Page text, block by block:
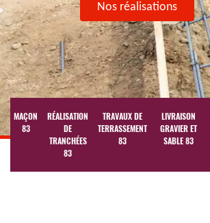
Nos réalisations
MAÇON
83
RÉALISATION
DE
TRANCHÉES
83
TRAVAUX DE
TERRASSEMENT
83
LIVRAISON
GRAVIER ET
SABLE 83